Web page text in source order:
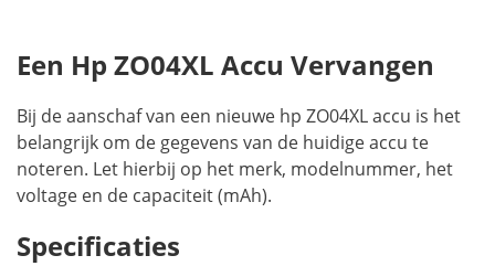
Een Hp ZO04XL Accu Vervangen
Bij de aanschaf van een nieuwe hp ZO04XL accu is het
belangrijk om de gegevens van de huidige accu te
noteren. Let hierbij op het merk, modelnummer, het
voltage en de capaciteit (mAh).
Specificaties